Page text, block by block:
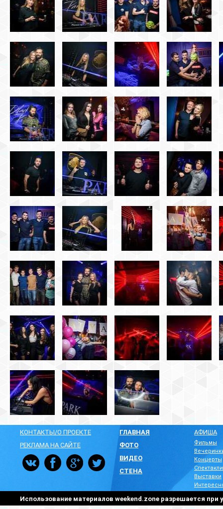
КОНТАКТЫ/О ПРОЕКТЕ
РЕКЛАМА НА САЙТЕ
ГЛАВНАЯ
ФОТО
ВИДЕО
СТЕНА
АФИША
Фильмы
Концерты
Спектакли
Выставки
Использование материалов weekend.zone разрешается